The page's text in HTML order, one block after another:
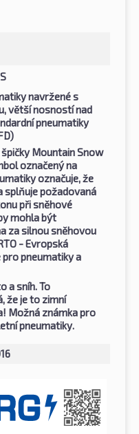
navržené s
větší nosností nad
pneumatiky
špičky Mountain Snow
označený na
označuje, že
splňuje požadovaná
při sněhové
mohla být
za silnou sněhovou
- Evropská
pneumatiky a
a sníh. To
že je to zimní
Možná známka pro
pneumatiky.